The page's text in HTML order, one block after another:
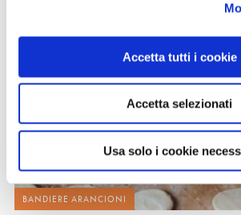
Accetta tutti i cookie
Accetta selezionati
Usa solo i cookie
BANDIERE ARANCIONI